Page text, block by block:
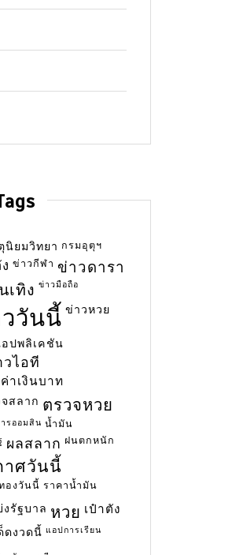
นิยมวิทยา กรมอุตุฯ
ข่าวกีฬา ข่าวดารา
เทิง ข่าวมือถือ
วันนี้ ข่าวหวย
ปพลิเคชัน
วไอที
ค่าเงินบาท
สลาก ตรวจหวย
รออมสิน น้ำมัน
ผลสลาก ฝนตกหนัก
ศวันนี้
องวันนี้ ราคาน้ำมัน
รัฐบาล หวย เป๋าตัง
ดงวดนี้ แอปการเรียน